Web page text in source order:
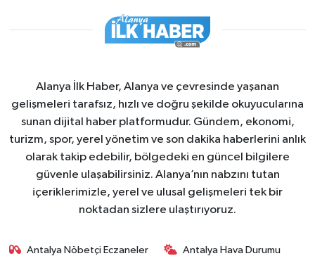
Alanya İlk Haber, Alanya ve çevresinde yaşanan
gelişmeleri tarafsız, hızlı ve doğru şekilde okuyucularına
sunan dijital haber platformudur. Gündem, ekonomi,
turizm, spor, yerel yönetim ve son dakika haberlerini anlık
olarak takip edebilir, bölgedeki en güncel bilgilere
güvenle ulaşabilirsiniz. Alanya’nın nabzını tutan
içeriklerimizle, yerel ve ulusal gelişmeleri tek bir
noktadan sizlere ulaştırıyoruz.
Antalya Nöbetçi Eczaneler Antalya Hava Durumu